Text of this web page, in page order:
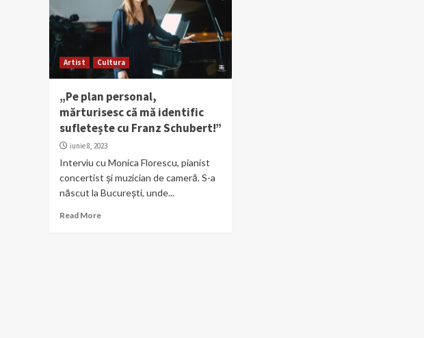
Artist Cultura
„Pe plan personal,
mărturisesc că mă identific
sufletește cu Franz Schubert!”
iunie 8, 2023
Interviu cu Monica Florescu, pianist
concertist și muzician de cameră. S-a
născut la București, unde...
Read More